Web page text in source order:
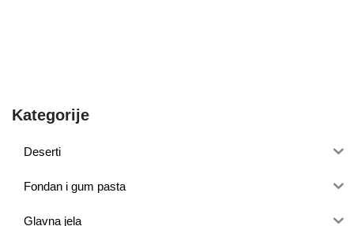
Kategorije
Deserti
Fondan i gum pasta
Glavna jela